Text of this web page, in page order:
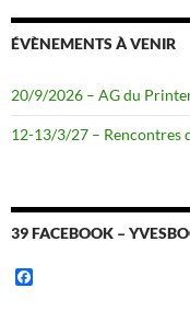
ÉVÈNEMENTS À VENIR
20/9/2026 – AG du
12-13/3/27 – Rencontres
39 FACEBOOK –